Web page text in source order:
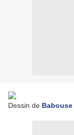
Dessin de Babouse